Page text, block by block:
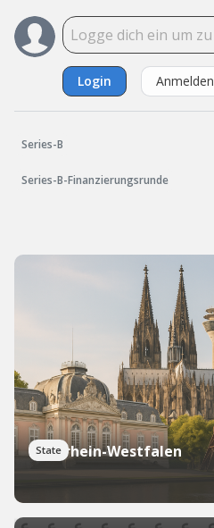
Login Anmelden
Series-B
Series-B-Finanzierungsrunde
State
Nordrhein-Westfalen